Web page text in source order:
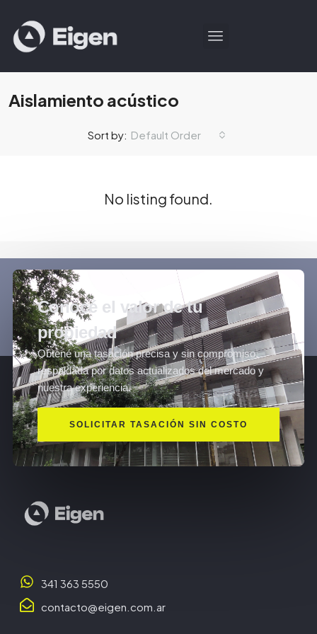
Aislamiento acústico
Sort by: Default Order
No listing found.
Conocé el valor de tu
propiedad
Obtené una tasación precisa y sin compromiso,
respaldada por datos actualizados del mercado y
nuestra experiencia.
SOLICITAR TASACIÓN SIN COSTO
341 363 5550
contacto@eigen.com.ar